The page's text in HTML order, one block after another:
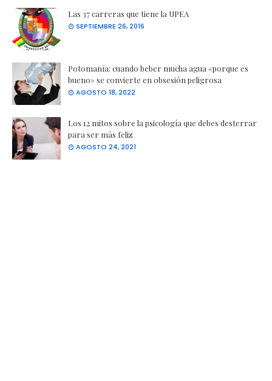
Las 37 carreras que tiene la UPEA
SEPTIEMBRE 26, 2016
Potomanía: cuando beber mucha agua «porque es
bueno» se convierte en obsesión peligrosa
AGOSTO 18, 2022
Los 12 mitos sobre la psicología que debes desterrar
para ser más feliz
AGOSTO 24, 2021